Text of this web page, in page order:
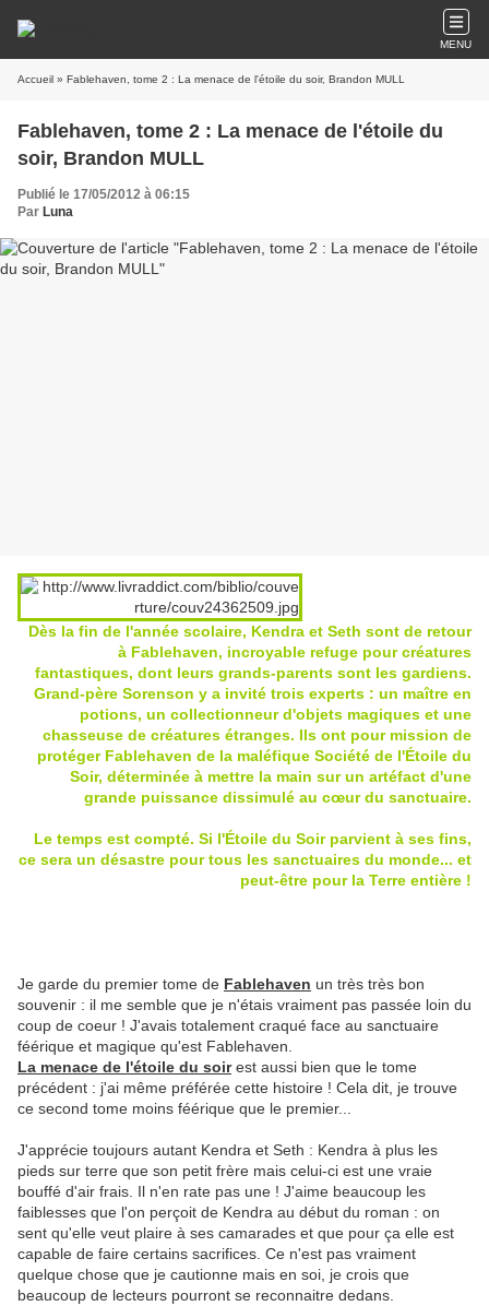
MENU
Accueil » Fablehaven, tome 2 : La menace de l'étoile du soir, Brandon MULL
Fablehaven, tome 2 : La menace de l'étoile du
soir, Brandon MULL
Publié le 17/05/2012 à 06:15
Par Luna
Dès la fin de l'année scolaire, Kendra et Seth sont de retour
à Fablehaven, incroyable refuge pour créatures
fantastiques, dont leurs grands-parents sont les gardiens.
Grand-père Sorenson y a invité trois experts : un maître en
potions, un collectionneur d'objets magiques et une
chasseuse de créatures étranges. Ils ont pour mission de
protéger Fablehaven de la maléfique Société de l'Étoile du
Soir, déterminée à mettre la main sur un artéfact d'une
grande puissance dissimulé au cœur du sanctuaire.
Le temps est compté. Si l'Étoile du Soir parvient à ses fins,
ce sera un désastre pour tous les sanctuaires du monde... et
peut-être pour la Terre entière !
Je garde du premier tome de Fablehaven un très très bon
souvenir : il me semble que je n'étais vraiment pas passée loin du
coup de coeur ! J'avais totalement craqué face au sanctuaire
féérique et magique qu'est Fablehaven.
La menace de l'étoile du soirest aussi bien que le tome
précédent : j'ai même préférée cette histoire ! Cela dit, je trouve
ce second tome moins féérique que le premier...
J'apprécie toujours autant Kendra et Seth : Kendra à plus les
pieds sur terre que son petit frère mais celui-ci est une vraie
bouffé d'air frais. Il n'en rate pas une ! J'aime beaucoup les
faiblesses que l'on perçoit de Kendra au début du roman : on
sent qu'elle veut plaire à ses camarades et que pour ça elle est
capable de faire certains sacrifices. Ce n'est pas vraiment
quelque chose que je cautionne mais en soi, je crois que
beaucoup de lecteurs pourront se reconnaitre dedans.